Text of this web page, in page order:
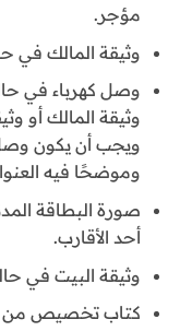
مؤجر.
وثيقة المالك في
وصل كهرباء في
وثيقة المالك أو
وموضحًا فيه
صورة البطاقة
أحد الأقارب.
وثيقة البيت في
كتاب تخصيص من